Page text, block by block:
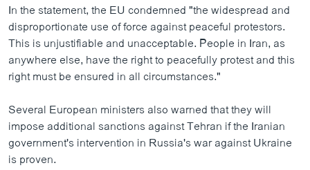
In the statement, the EU condemned "the widespread and
disproportionate use of force against peaceful protestors.
This is unjustifiable and unacceptable. People in Iran, as
anywhere else, have the right to peacefully protest and this
right must be ensured in all circumstances."
Several European ministers also warned that they will
impose additional sanctions against Tehran if the Iranian
government's intervention in Russia's war against Ukraine
is proven.